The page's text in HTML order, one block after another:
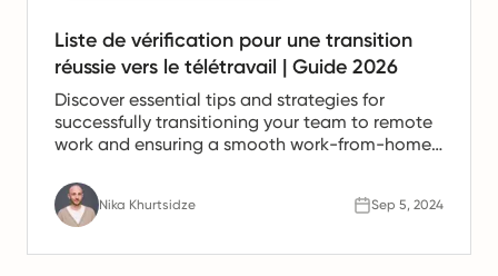
Liste de vérification pour une transition
réussie vers le télétravail | Guide 2026
Discover essential tips and strategies for
successfully transitioning your team to remote
work and ensuring a smooth work-from-home
Nika Khurtsidze Sep 5, 2024